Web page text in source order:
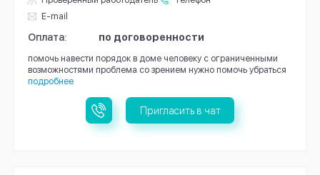
E-mail
Оплата: по договоренности
помочь навести порядок в доме человеку с ограниченными
возможностями проблема со зрением нужно помочь убраться
подробнее
Пригласить в чат